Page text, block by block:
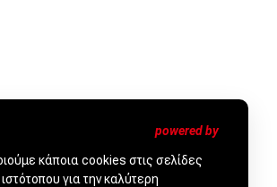
κάποια cookies στις σελίδες
για την καλύτερη